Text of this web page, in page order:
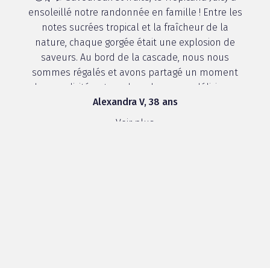
ensoleillé notre randonnée en famille ! Entre les
notes sucrées tropical et la fraîcheur de la
nature, chaque gorgée était une explosion de
saveurs. Au bord de la cascade, nous nous
sommes régalés et avons partagé un moment
de complicité autour de ce breuvage délicieus...
Alexandra V, 38 ans
Voir plus